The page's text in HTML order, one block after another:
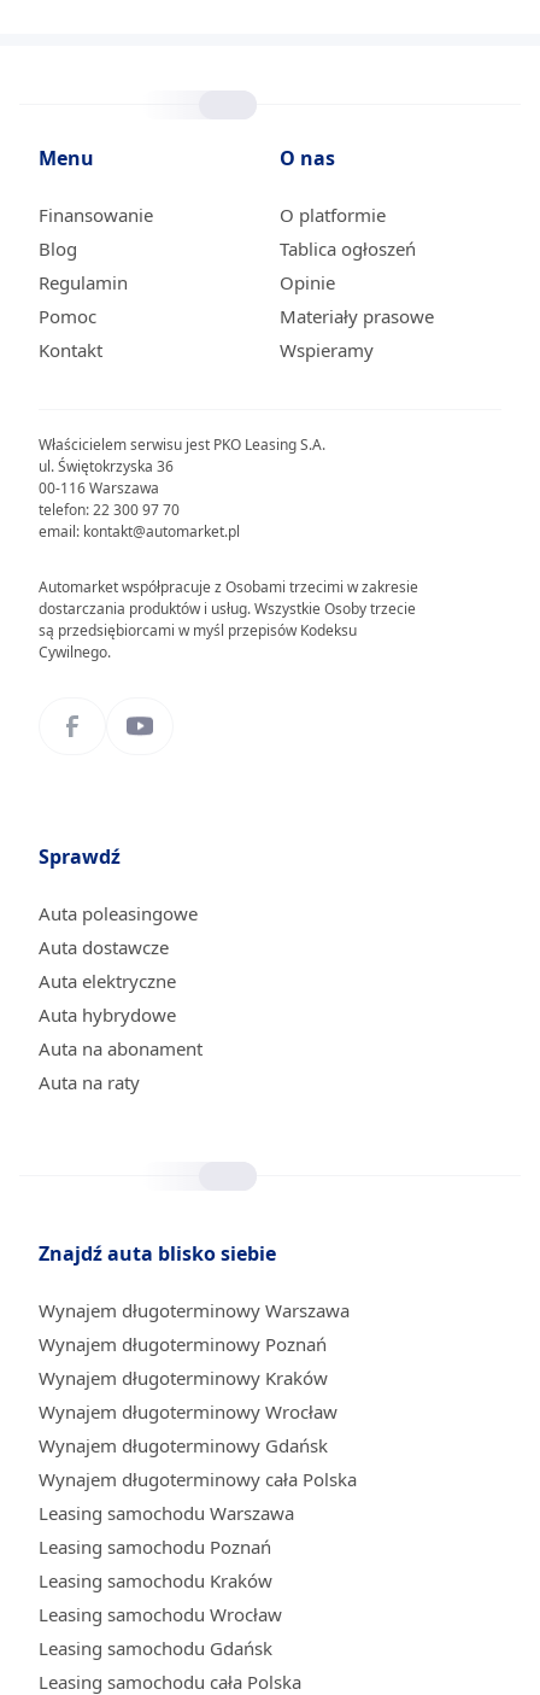
Właścicielem serwisu jest PKO Leasing S.A.
ul. Świętokrzyska 36
00-116 Warszawa
telefon: 22 300 97 70
email: kontakt@automarket.pl
Automarket współpracuje z Osobami trzecimi w zakresie
dostarczania produktów i usług. Wszystkie Osoby trzecie
są przedsiębiorcami w myśl przepisów Kodeksu
Cywilnego.
Menu
Finansowanie
Blog
Regulamin
Pomoc
Kontakt
O nas
O platformie
Tablica ogłoszeń
Opinie
Materiały prasowe
Wspieramy
Sprawdź
Auta poleasingowe
Auta dostawcze
Auta elektryczne
Auta hybrydowe
Auta na abonament
Auta na raty
Znajdź auta blisko siebie
Wynajem długoterminowy Warszawa
Wynajem długoterminowy Poznań
Wynajem długoterminowy Kraków
Wynajem długoterminowy Wrocław
Wynajem długoterminowy Gdańsk
Wynajem długoterminowy cała Polska
Leasing samochodu Warszawa
Leasing samochodu Poznań
Leasing samochodu Kraków
Leasing samochodu Wrocław
Leasing samochodu Gdańsk
Leasing samochodu cała Polska